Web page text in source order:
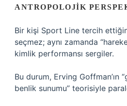
ANTROPOLOJIK
Bir kişi Sport Line tercih
seçmez; aynı zamanda
kimlik performansı sergiler.
Bu durum, Erving Goffman’ın
benlik sunumu” teorisiyle